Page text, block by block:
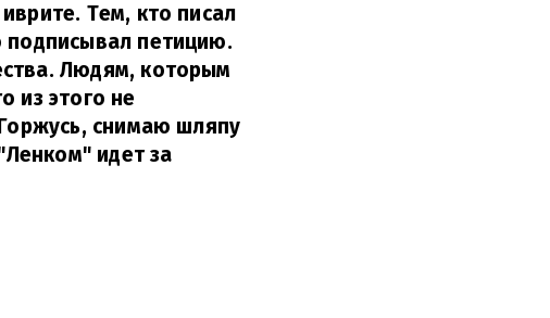
Тем, кто писал
подписывал петицию.
Людям, которым
из этого не
снимаю шляпу
идет за